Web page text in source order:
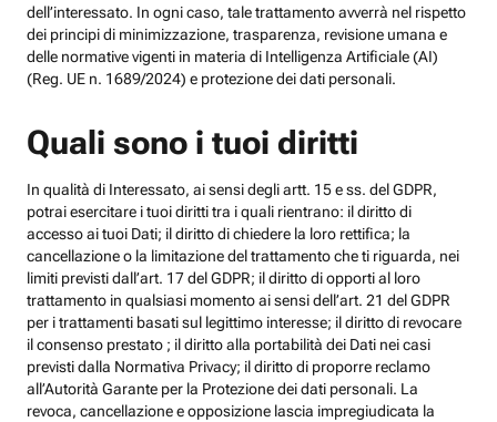
dell’interessato. In ogni caso, tale trattamento avverrà nel rispetto
dei principi di minimizzazione, trasparenza, revisione umana e
delle normative vigenti in materia di Intelligenza Artificiale (AI)
(Reg. UE n. 1689/2024) e protezione dei dati personali.
Quali sono i tuoi diritti
In qualità di Interessato, ai sensi degli artt. 15 e ss. del GDPR,
potrai esercitare i tuoi diritti tra i quali rientrano: il diritto di
accesso ai tuoi Dati; il diritto di chiedere la loro rettifica; la
cancellazione o la limitazione del trattamento che ti riguarda, nei
limiti previsti dall’art. 17 del GDPR; il diritto di opporti al loro
trattamento in qualsiasi momento ai sensi dell’art. 21 del GDPR
per i trattamenti basati sul legittimo interesse; il diritto di revocare
il consenso prestato ; il diritto alla portabilità dei Dati nei casi
previsti dalla Normativa Privacy; il diritto di proporre reclamo
all’Autorità Garante per la Protezione dei dati personali. La
revoca, cancellazione e opposizione lascia impregiudicata la